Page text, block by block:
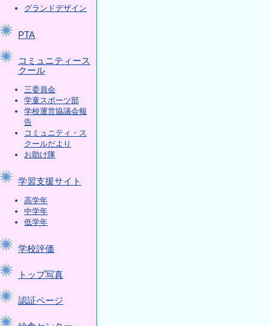
グランドデザイン
PTA
コミュニティース
クール
三委員会
学童スポーツ部
学校運営協議会報
告
コミュニティ・ス
クールだより
お助け隊
学習支援サイト
高学年
中学年
低学年
学校評価
トップ写真
認証ページ